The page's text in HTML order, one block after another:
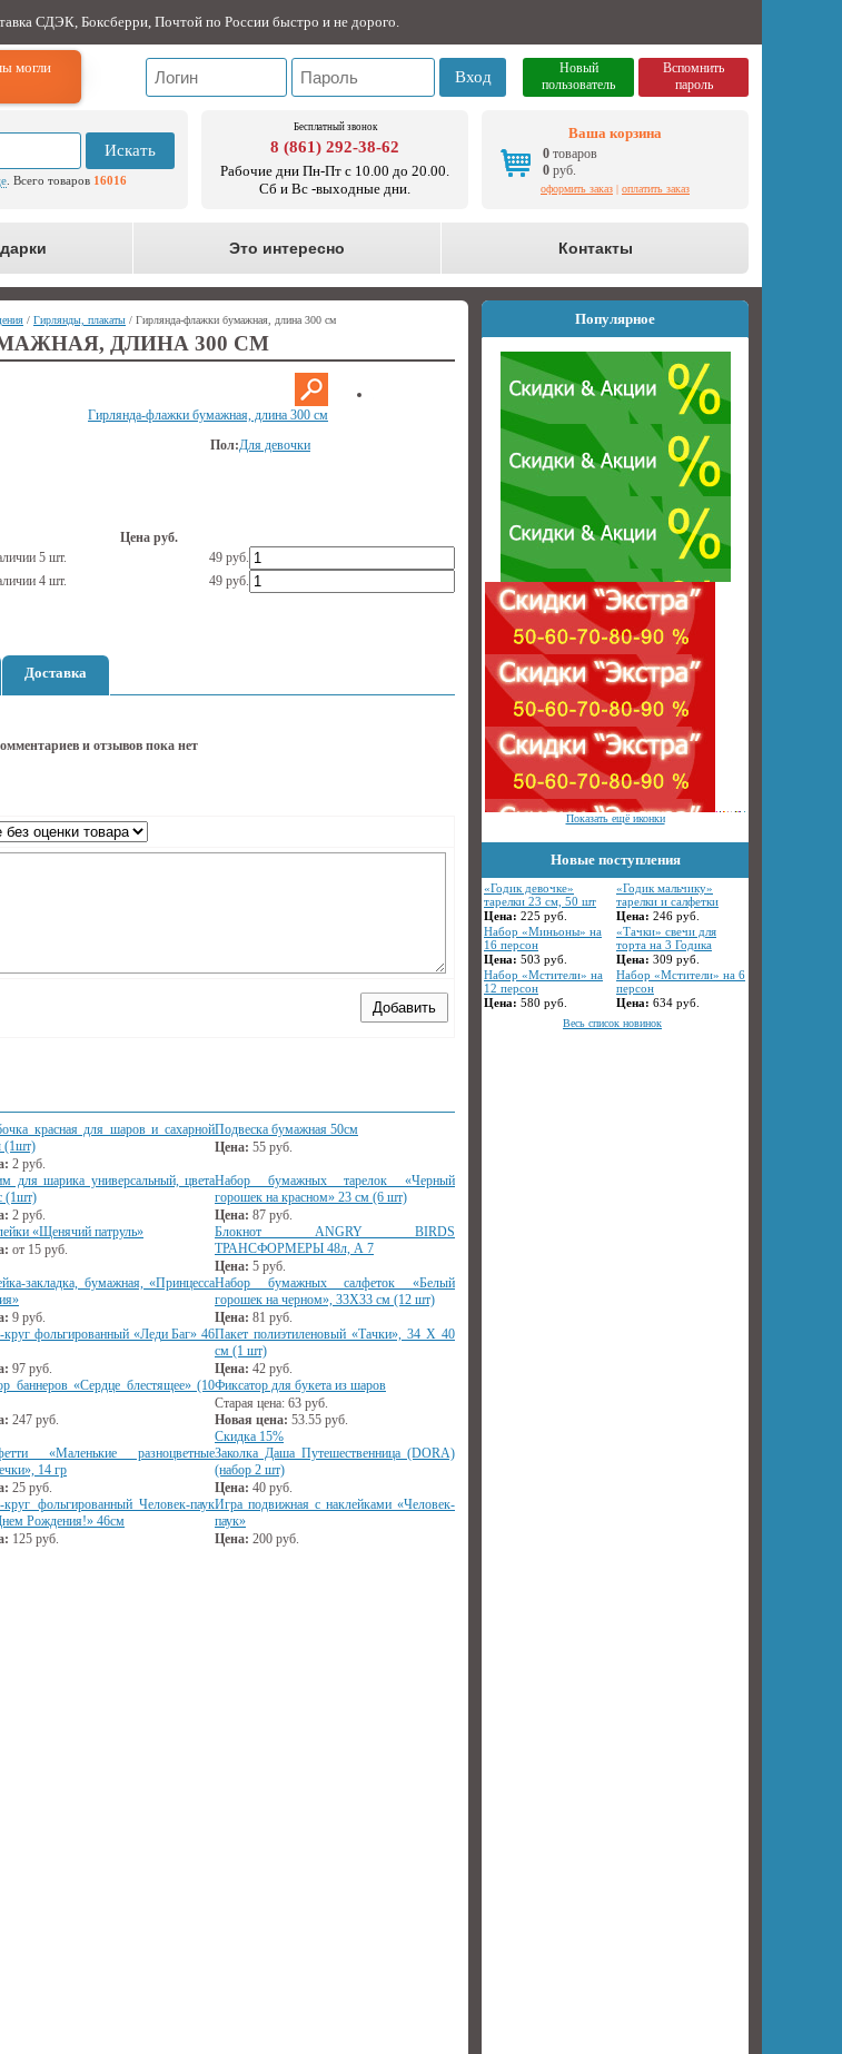
СДЭК, Боксберри, Почтой по России быстро и не дорого.
могли
Вход
Новый
пользователь
Вспомнить
пароль
Искать
. Всего товаров 16016
Бесплатный звонок
8 (861) 292-38-62
Рабочие дни Пн-Пт с 10.00 до 20.00.
Сб и Вс -выходные дни.
Ваша корзина
0 товаров
0 руб.
оформить заказ | оплатить заказ
Это интересно Контакты
/ Гирлянды, плакаты / Гирлянда-флажки бумажная, длина 300 см
ДЛИНА 300 СМ
Гирлянда-флажки бумажная, длина 300 см
Пол:Для девочки
Цена руб.
5 шт. 49 руб.
4 шт. 49 руб.
Доставка
и отзывов пока нет
красная для шаров и сахарной
(1шт)
2 руб.
Подвеска бумажная 50см
Цена: 55 руб.
для шарика универсальный, цвета
(1шт)
2 руб.
Набор бумажных тарелок «Черный
горошек на красном» 23 см (6 шт)
Цена: 87 руб.
«Щенячий патруль»
от 15 руб.
Блокнот ANGRY BIRDS
ТРАНСФОРМЕРЫ 48л, А 7
Цена: 5 руб.
закладка, бумажная, «Принцесса
9 руб.
Набор бумажных салфеток «Белый
горошек на черном», 33Х33 см (12 шт)
Цена: 81 руб.
фольгированный «Леди Баг» 46
97 руб.
Пакет полиэтиленовый «Тачки», 34 Х 40
см (1 шт)
Цена: 42 руб.
баннеров «Сердце блестящее» (10
247 руб.
Фиксатор для букета из шаров
Старая цена: 63 руб.
Новая цена: 53.55 руб.
Скидка 15%
«Маленькие разноцветные
14 гр
25 руб.
Заколка Даша Путешественница (DORA)
(набор 2 шт)
Цена: 40 руб.
фольгированный Человек-паук
Рождения!» 46см
125 руб.
Игра подвижная с наклейками «Человек-
паук»
Цена: 200 руб.
Популярное
Показать ещё иконки
Новые поступления
«Годик девочке»
тарелки 23 см, 50 шт
Цена: 225 руб.
«Годик мальчику»
тарелки и салфетки
Цена: 246 руб.
Набор «Миньоны» на
16 персон
Цена: 503 руб.
«Тачки» свечи для
торта на 3 Годика
Цена: 309 руб.
Набор «Мстители» на
12 персон
Цена: 580 руб.
Набор «Мстители» на 6
персон
Цена: 634 руб.
Весь список новинок